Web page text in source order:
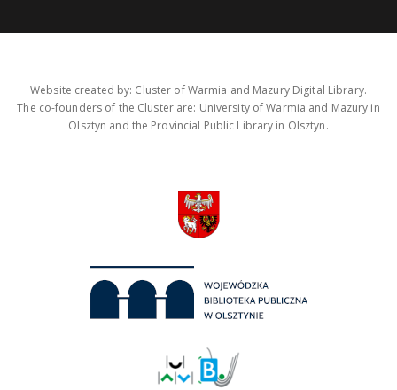
Website created by: Cluster of Warmia and Mazury Digital Library.
The co-founders of the Cluster are: University of Warmia and Mazury in
Olsztyn and the Provincial Public Library in Olsztyn.